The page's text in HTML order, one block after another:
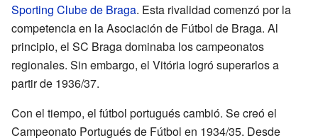
Sporting Clube de Braga. Esta rivalidad comenzó por la
competencia en la Asociación de Fútbol de Braga. Al
principio, el SC Braga dominaba los campeonatos
regionales. Sin embargo, el Vitória logró superarlos a
partir de 1936/37.
Con el tiempo, el fútbol portugués cambió. Se creó el
Campeonato Portugués de Fútbol en 1934/35. Desde